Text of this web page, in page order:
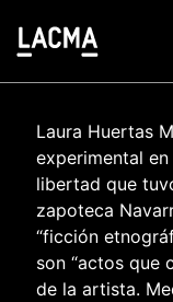
Laura Huertas
experimental
libertad que
zapoteca
“ficción
son “actos que
de la artista.